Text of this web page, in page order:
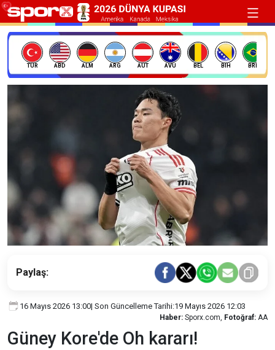
TÜR ABD ALM ARG AUT AVU BEL BIH BRE
Paylaş:
16 Mayıs 2026 13:00| Son Güncelleme Tarihi:19 Mayıs 2026 12:03
Haber: Sporx.com, Fotoğraf: AA
Güney Kore'de Oh kararı!